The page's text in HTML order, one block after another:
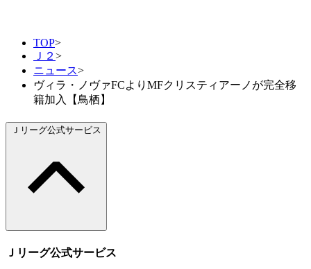
TOP>
Ｊ２ >
ニュース>
ヴィラ・ノヴァFCよりMFクリスティアーノが完全移
籍加入【鳥栖】
Ｊリーグ公式サービス
Ｊリーグ公式サービス